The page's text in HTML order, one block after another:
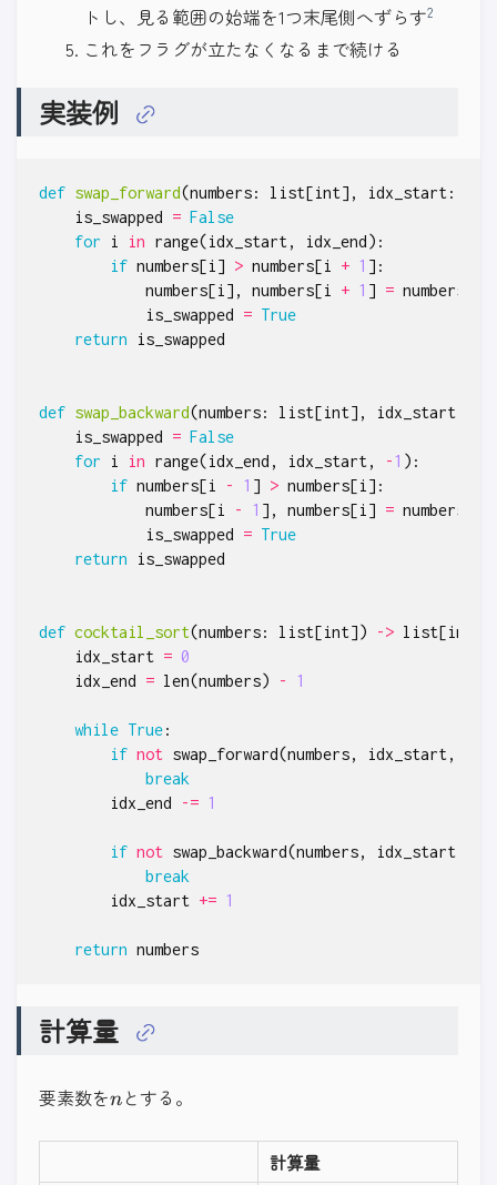
トし、見る範囲の始端を1つ末尾側へずらす2
これをフラグが立たなくなるまで続ける
実装例
def swap_forward(numbers: list[int], idx_start:
is_swapped = False
for
i in range(idx_start, idx_end):
if numbers[i ] > numbers[i + 1 ]:
numbers[i ], numbers[i + 1 ] = numbers
is_swapped = True
return
is_swapped
def swap_backward(numbers: list[int], idx_start
is_swapped = False
for
i in range(idx_end , idx_start, -1 ):
if numbers[i - 1 ] > numbers[i ]:
numbers[i - 1 ], numbers[i ] = numbers
is_swapped = True
return
is_swapped
def cocktail_sort(numbers: list[int]) -> list[int
idx_start = 0
idx_end = len(numbers) - 1
while True:
if not swap_forward(numbers, idx_start,
break
idx_end
-= 1
if not swap_backward(numbers, idx_start
break
idx_start += 1
return numbers
計算量
要素数をn
n とする。
計算量